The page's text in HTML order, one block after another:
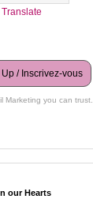
Translate
/ Inscrivez-vous
Marketing you can trust.
our Hearts